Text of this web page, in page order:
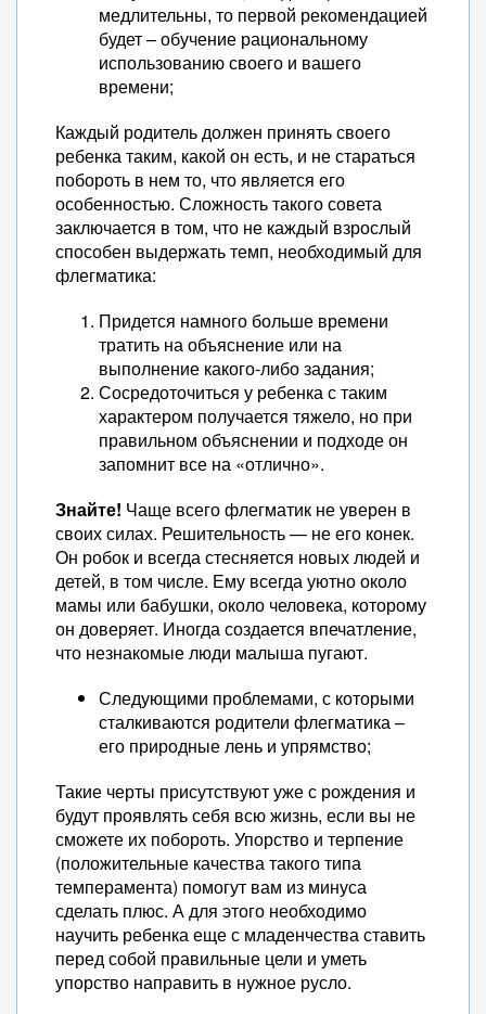
медлительны, то первой рекомендацией
будет – обучение рациональному
использованию своего и вашего
времени;
Каждый родитель должен принять своего
ребенка таким, какой он есть, и не стараться
побороть в нем то, что является его
особенностью. Сложность такого совета
заключается в том, что не каждый взрослый
способен выдержать темп, необходимый для
флегматика:
Придется намного больше времени
тратить на объяснение или на
выполнение какого-либо задания;
Сосредоточиться у ребенка с таким
характером получается тяжело, но при
правильном объяснении и подходе он
запомнит все на «отлично».
Знайте! Чаще всего флегматик не уверен в
своих силах. Решительность — не его конек.
Он робок и всегда стесняется новых людей и
детей, в том числе. Ему всегда уютно около
мамы или бабушки, около человека, которому
он доверяет. Иногда создается впечатление,
что незнакомые люди малыша пугают.
Следующими проблемами, с которыми
сталкиваются родители флегматика –
его природные лень и упрямство;
Такие черты присутствуют уже с рождения и
будут проявлять себя всю жизнь, если вы не
сможете их побороть. Упорство и терпение
(положительные качества такого типа
темперамента) помогут вам из минуса
сделать плюс. А для этого необходимо
научить ребенка еще с младенчества ставить
перед собой правильные цели и уметь
упорство направить в нужное русло.